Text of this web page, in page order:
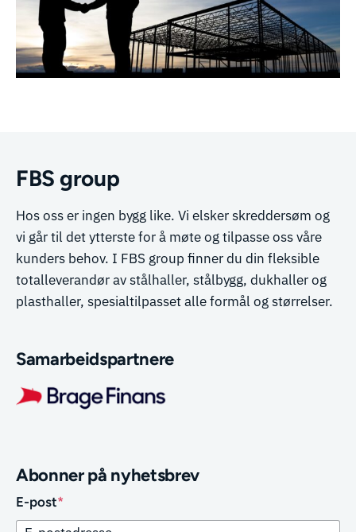
FBS group
Hos oss er ingen bygg like. Vi elsker skreddersøm og
vi går til det ytterste for å møte og tilpasse oss våre
kunders behov. I FBS group finner du din fleksible
totalleverandør av stålhaller, stålbygg, dukhaller og
plasthaller, spesialtilpasset alle formål og størrelser.
Samarbeidspartnere
Abonner på nyhetsbrev
E-post*